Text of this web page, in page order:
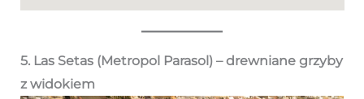
5. Las Setas (Metropol Parasol) – drewniane grzyby
z widokiem